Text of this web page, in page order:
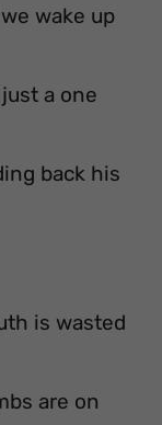
wake up
a one
back his
is wasted
are on